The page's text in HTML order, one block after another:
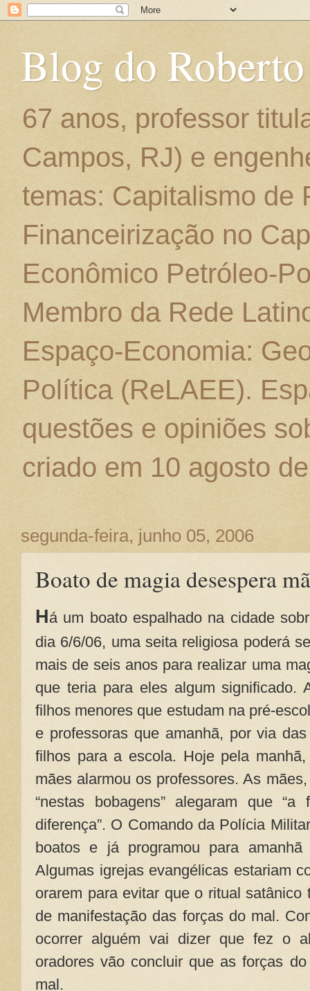
Blog do
67 anos, professor
Campos, RJ) e
temas: Capitalismo de
Financeirização no
Econômico Petróleo-
Membro da Rede
Espaço-Economia:
Política (ReLAEE).
questões e opiniões
criado em 10 agosto
segunda-feira, junho 05, 2006
Boato de magia desespera
Há um boato espalhado na cidade
dia 6/6/06, uma seita religiosa poderá
mais de seis anos para realizar uma
que teria para eles algum significado.
filhos menores que estudam na pré-
e professoras que amanhã, por via
filhos para a escola. Hoje pela
mães alarmou os professores. As
“nestas bobagens” alegaram que
diferença”. O Comando da Polícia
boatos e já programou para
Algumas igrejas evangélicas estariam
orarem para evitar que o ritual
de manifestação das forças do mal.
ocorrer alguém vai dizer que fez o
oradores vão concluir que as forças
mal.